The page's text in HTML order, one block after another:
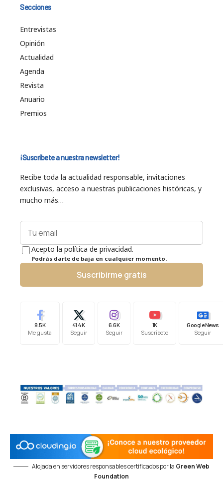
Secciones
Entrevistas
Opinión
Actualidad
Agenda
Revista
Anuario
Premios
¡Suscríbete a nuestra newsletter!
Recibe toda la actualidad responsable, invitaciones
exclusivas, acceso a nuestras publicaciones históricas, y
mucho más…
Acepto la política de privacidad.
Podrás darte de baja en cualquier momento.
Suscribirme gratis
9.5K
Me gusta
41.4K
Seguir
6.6K
Seguir
1K
Suscríbete
Google News
Seguir
Alojada en servidores responsables certificados por la Green Web
Foundation